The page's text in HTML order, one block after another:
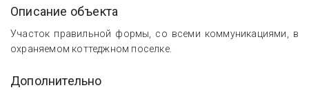
Описание объекта
Участок правильной формы, со всеми коммуникациями, в
охраняемом коттеджном поселке.
Дополнительно